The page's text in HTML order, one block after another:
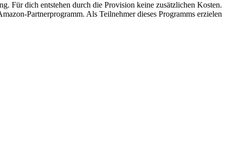
Für dich entstehen durch die Provision keine zusätzlichen Kosten.
Partnerprogramm. Als Teilnehmer dieses Programms erzielen